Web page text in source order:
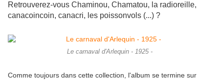
Retrouverez-vous Chaminou, Chamatou, la radioreille,
canacoincoin, canacri, les poissonvols (...) ?
Le carnaval d'Arlequin - 1925 -
Comme toujours dans cette collection, l'album se termine sur